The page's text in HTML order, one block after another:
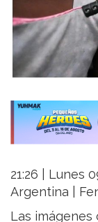
21:26 | Lunes
Argentina |
Las imágenes